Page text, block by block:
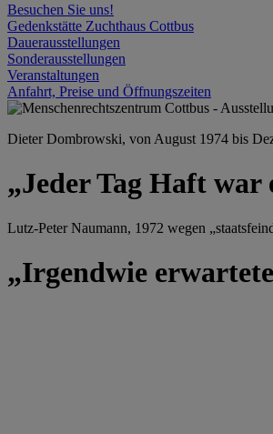
Besuchen Sie uns!
Gedenkstätte Zuchthaus Cottbus
Dauerausstellungen
Sonderausstellungen
Veranstaltungen
Anfahrt, Preise und Öffnungszeiten
Dieter Dombrowski, von August 1974 bis
„Jeder Tag Haft
Lutz-Peter Naumann, 1972 wegen
„Irgendwie